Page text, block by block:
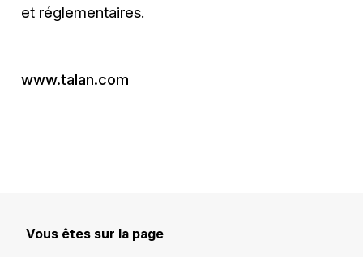
et réglementaires.
www.talan.com
Vous êtes sur la page